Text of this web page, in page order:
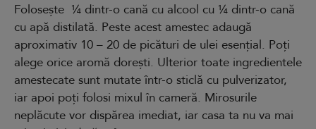
Folosește ¼ dintr-o cană cu alcool cu ¼ dintr-o cană
cu apă distilată. Peste acest amestec adaugă
aproximativ 10 – 20 de picături de ulei esențial. Poți
alege orice aromă dorești. Ulterior toate ingredientele
amestecate sunt mutate într-o sticlă cu pulverizator,
iar apoi poți folosi mixul în cameră. Mirosurile
neplăcute vor dispărea imediat, iar casa ta nu va mai